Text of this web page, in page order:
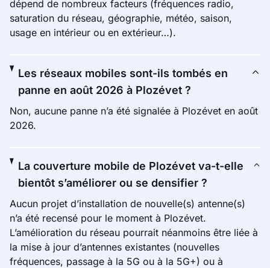
dépend de nombreux facteurs (fréquences radio,
saturation du réseau, géographie, météo, saison,
usage en intérieur ou en extérieur…).
Les réseaux mobiles sont-ils tombés en
panne en août 2026 à Plozévet ?
Non, aucune panne n’a été signalée à Plozévet en août
2026.
La couverture mobile de Plozévet va-t-elle
bientôt s’améliorer ou se densifier ?
Aucun projet d’installation de nouvelle(s) antenne(s)
n’a été recensé pour le moment à Plozévet.
L’amélioration du réseau pourrait néanmoins être liée à
la mise à jour d’antennes existantes (nouvelles
fréquences, passage à la 5G ou à la 5G+) ou à